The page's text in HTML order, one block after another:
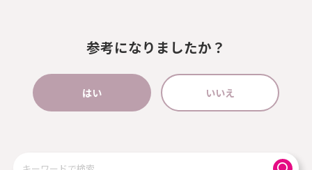
参考になりましたか？
はい いいえ
検